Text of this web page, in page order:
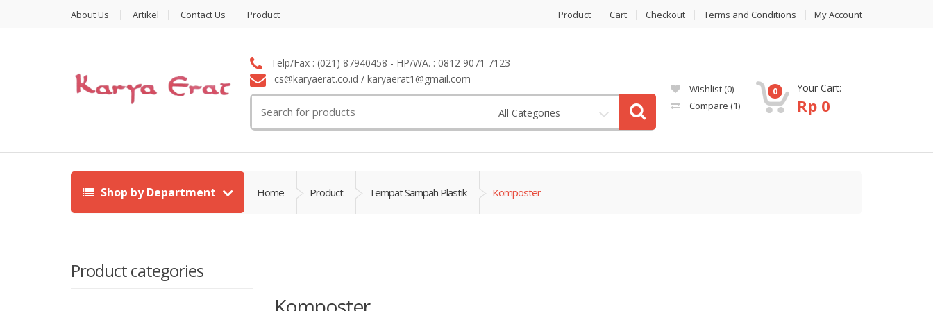
About Us Artikel Contact Us Product Product Cart Checkout Terms and Conditions My Account
Telp/Fax : (021) 87940458 - HP/WA. : 0812 9071 7123
cs@karyaerat.co.id / karyaerat1@gmail.com
for:
All Categories
Wishlist (0)
Compare (1)
0 Your Cart:
Rp0
Shop by Department Home Product Tempat Sampah Plastik Komposter
Product categories